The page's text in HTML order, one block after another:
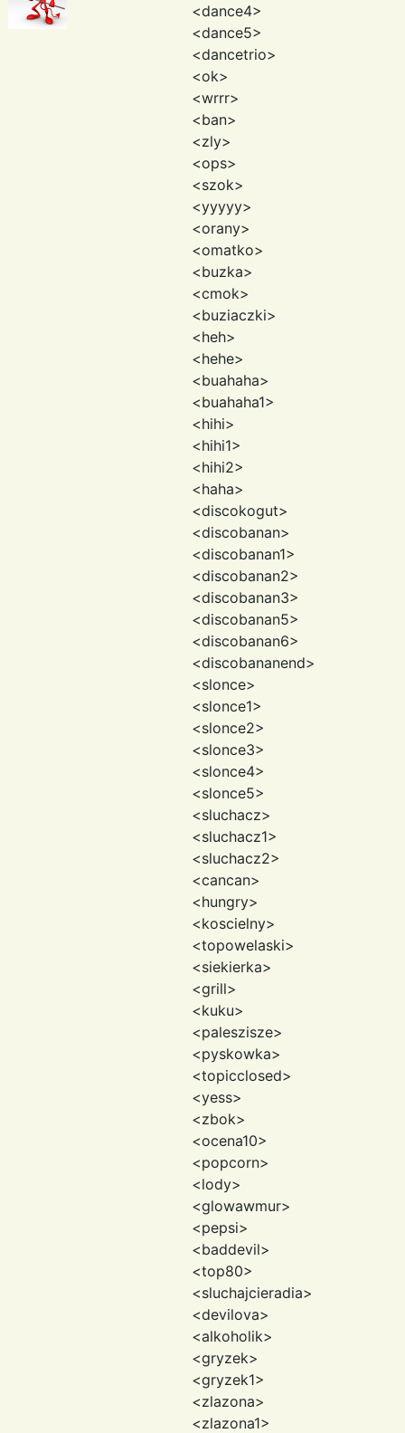
<dance4>
<dance5>
<dancetrio>
<ok>
<wrrr>
<ban>
<zly>
<ops>
<szok>
<yyyyy>
<orany>
<omatko>
<buzka>
<cmok>
<buziaczki>
<heh>
<hehe>
<buahaha>
<buahaha1>
<hihi>
<hihi1>
<hihi2>
<haha>
<discokogut>
<discobanan>
<discobanan1>
<discobanan2>
<discobanan3>
<discobanan5>
<discobanan6>
<discobananend>
<slonce>
<slonce1>
<slonce2>
<slonce3>
<slonce4>
<slonce5>
<sluchacz>
<sluchacz1>
<sluchacz2>
<cancan>
<hungry>
<koscielny>
<topowelaski>
<siekierka>
<grill>
<kuku>
<paleszisze>
<pyskowka>
<topicclosed>
<yess>
<zbok>
<ocena10>
<popcorn>
<lody>
<glowawmur>
<pepsi>
<baddevil>
<top80>
<sluchajcieradia>
<devilova>
<alkoholik>
<gryzek>
<gryzek1>
<zlazona>
<zlazona1>